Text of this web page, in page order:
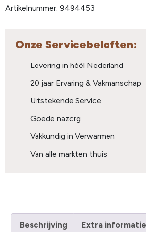
Artikelnummer:9494453
Onze Servicebeloften:
Levering in héél Nederland
20 jaar Ervaring & Vakmanschap
Uitstekende Service
Goede nazorg
Vakkundig in Verwarmen
Van alle markten thuis
Beschrijving Extra informatie